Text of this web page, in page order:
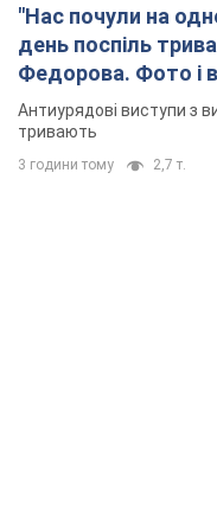
"Нас почули на
день поспіль
Федорова. Фото і
Антиурядові виступи з
тривають
3 години тому 2,7 т.